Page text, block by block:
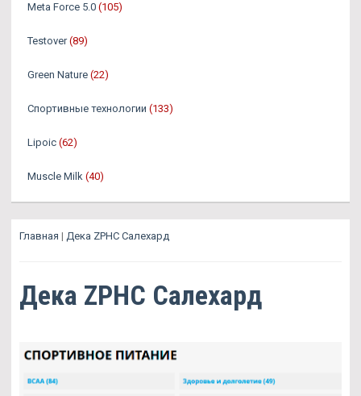
Meta Force 5.0 (105)
Testover (89)
Green Nature (22)
Спортивные технологии (133)
Lipoic (62)
Muscle Milk (40)
Главная | Дека ZPHC Салехард
Дека ZPHC Салехард